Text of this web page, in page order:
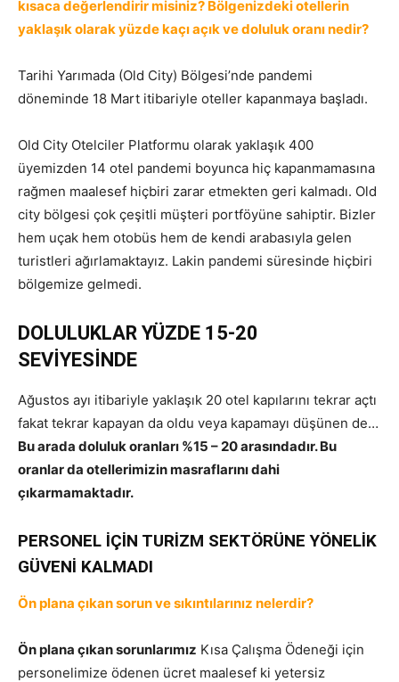
kısaca değerlendirir misiniz? Bölgenizdeki otellerin
yaklaşık olarak yüzde kaçı açık ve doluluk oranı nedir?
Tarihi Yarımada (Old City) Bölgesi’nde pandemi
döneminde 18 Mart itibariyle oteller kapanmaya başladı.
Old City Otelciler Platformu olarak yaklaşık 400
üyemizden 14 otel pandemi boyunca hiç kapanmamasına
rağmen maalesef hiçbiri zarar etmekten geri kalmadı. Old
city bölgesi çok çeşitli müşteri portföyüne sahiptir. Bizler
hem uçak hem otobüs hem de kendi arabasıyla gelen
turistleri ağırlamaktayız. Lakin pandemi süresinde hiçbiri
bölgemize gelmedi.
DOLULUKLAR YÜZDE 15-20
SEVİYESİNDE
Ağustos ayı itibariyle yaklaşık 20 otel kapılarını tekrar açtı
fakat tekrar kapayan da oldu veya kapamayı düşünen de…
Bu arada doluluk oranları %15 – 20 arasındadır. Bu
oranlar da otellerimizin masraflarını dahi
çıkarmamaktadır.
PERSONEL İÇİN TURİZM SEKTÖRÜNE YÖNELİK
GÜVENİ KALMADI
Ön plana çıkan sorun ve sıkıntılarınız nelerdir?
Ön plana çıkan sorunlarımız Kısa Çalışma Ödeneği için
personelimize ödenen ücret maalesef ki yetersiz